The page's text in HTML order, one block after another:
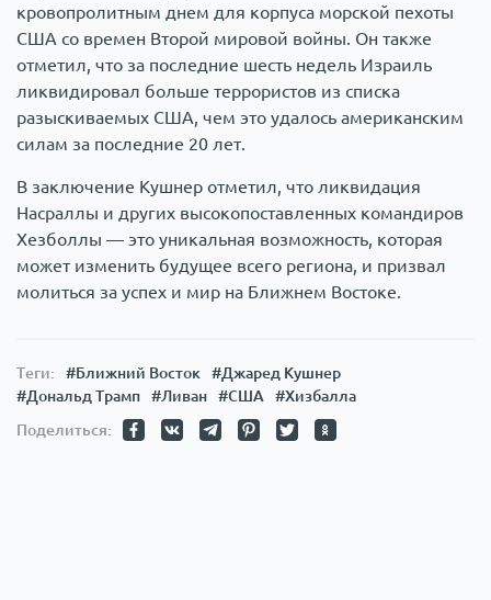
кровопролитным днем для корпуса морской пехоты
США со времен Второй мировой войны. Он также
отметил, что за последние шесть недель Израиль
ликвидировал больше террористов из списка
разыскиваемых США, чем это удалось американским
силам за последние 20 лет.
В заключение Кушнер отметил, что ликвидация
Насраллы и других высокопоставленных командиров
Хезболлы — это уникальная возможность, которая
может изменить будущее всего региона, и призвал
молиться за успех и мир на Ближнем Востоке.
Теги: #Ближний Восток
#Джаред Кушнер
#Дональд Трамп
#Ливан #США
#Хизбалла
Поделиться: